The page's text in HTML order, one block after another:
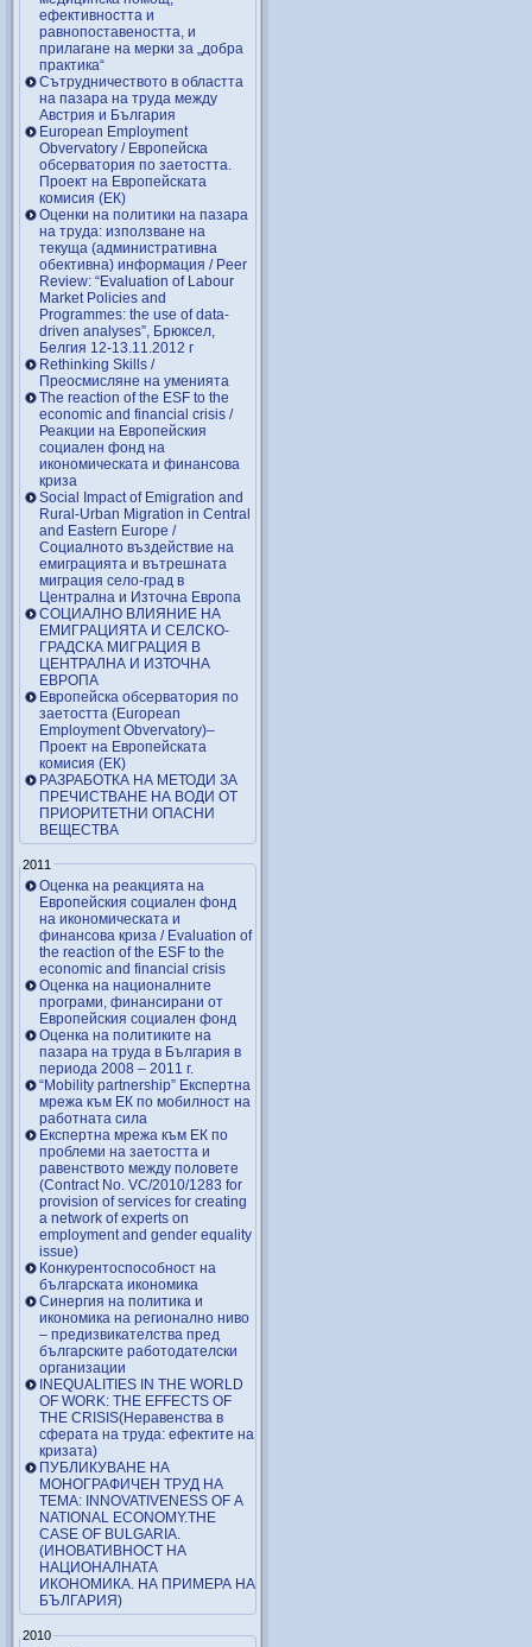
ефективността и
равнопоставеността, и
прилагане на мерки за „добра
практика“
Сътрудничеството в областта
на пазара на труда между
Австрия и България
European Employment
Obvervatory / Европейска
обсерватория по заетостта.
Проект на Европейската
комисия (ЕК)
Оценки на политики на пазара
на труда: използване на
текуща (административна
обективна) информация / Peer
Review: “Evaluation of Labour
Market Policies and
Programmes: the use of data-
driven analyses”, Брюксел,
Белгия 12-13.11.2012 г
Rethinking Skills /
Преосмисляне на уменията
Тhe reaction of the ESF to the
economic and financial crisis /
Реакции на Европейския
социален фонд на
икономическата и финансова
криза
Social Impact of Emigration and
Rural-Urban Migration in Central
and Eastern Europe /
Социалното въздействие на
емиграцията и вътрешната
миграция село-град в
Централна и Източна Европа
СОЦИАЛНО ВЛИЯНИЕ НА
ЕМИГРАЦИЯТА И СЕЛСКО-
ГРАДСКА МИГРАЦИЯ В
ЦЕНТРАЛНА И ИЗТОЧНА
ЕВРОПА
Европейска обсерватория по
заетостта (European
Employment Obvervatory)–
Проект на Европейската
комисия (ЕК)
РАЗРАБОТКА НА МЕТОДИ ЗА
ПРЕЧИСТВАНЕ НА ВОДИ ОТ
ПРИОРИТЕТНИ ОПАСНИ
ВЕЩЕСТВА
2011
Оценка на реакцията на
Европейския социален фонд
на икономическата и
финансова криза / Evaluation of
the reaction of the ESF to the
economic and financial crisis
Оценка на националните
програми, финансирани от
Европейския социален фонд
Оценка на политиките на
пазара на труда в България в
периода 2008 – 2011 г.
“Mobility partnership” Експертна
мрежа към ЕК по мобилност на
работната сила
Експертна мрежа към ЕК по
проблеми на заетостта и
равенството между половете
(Contract No. VC/2010/1283 for
provision of services for creating
a network of experts on
employment and gender equality
issue)
Конкурентоспособност на
българската икономика
Синергия на политика и
икономика на регионално ниво
– предизвикателства пред
българските работодателски
организации
INEQUALITIES IN THE WORLD
OF WORK: THE EFFECTS OF
THE CRISIS(Неравенства в
сферата на труда: ефектите на
кризата)
ПУБЛИКУВАНЕ НА
МОНОГРАФИЧЕН ТРУД НА
ТЕМА: INNOVATIVENESS OF A
NATIONAL ECONOMY.THE
CASE OF BULGARIA.
(ИНОВАТИВНОСТ НА
НАЦИОНАЛНАТА
ИКОНОМИКА. НА ПРИМЕРА НА
БЪЛГАРИЯ)
2010